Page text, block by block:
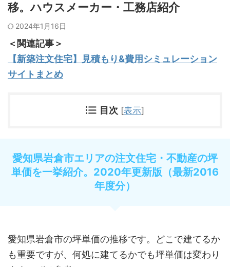
移。ハウスメーカー・工務店紹介
2024年1月16日
＜関連記事＞
【新築注文住宅】見積もり&費用シミュレーション
サイトまとめ
目次 [表示]
愛知県岩倉市エリアの注文住宅・不動産の坪
単価を一挙紹介。2020年更新版（最新2016
年度分）
愛知県岩倉市の坪単価の推移です。どこで建てるか
も重要ですが、何処に建てるかでも坪単価は変わり